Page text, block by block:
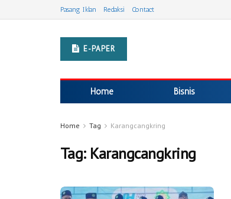
Pasang Iklan Redaksi Contact
E-PAPER
Home Bisnis
Home Tag Karangcangkring
Tag: Karangcangkring